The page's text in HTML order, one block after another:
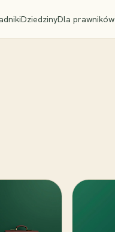
DziedzinyDla prawników